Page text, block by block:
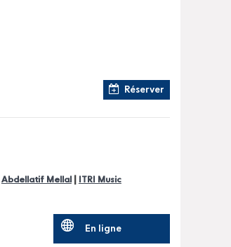
Réserver
Abdellatif Mellal ITRI Music
En ligne